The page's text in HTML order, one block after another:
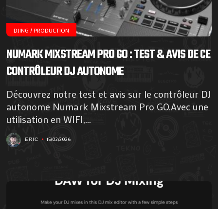
DJING / PRODUCTION
NUMARK MIXSTREAM PRO GO : TEST & AVIS DE CE
CONTRÔLEUR DJ AUTONOME
Découvrez notre test et avis sur le contrôleur DJ
autonome Numark Mixstream Pro GO.Avec une
utilisation en WIFI,...
ERIC 15/02/2026